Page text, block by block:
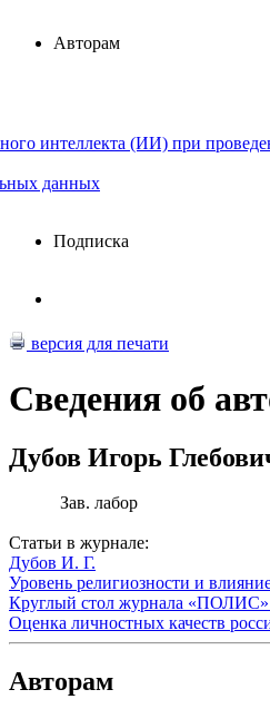
Авторам
интеллекта (ИИ) при
данных
Подписка
версия для печати
Сведения об
Дубов Игорь
Зав. лабор
Статьи в журнале:
Дубов И. Г.
Уровень религиозности и
Круглый стол журнала «ПОЛИС»
Оценка личностных качеств
Авторам